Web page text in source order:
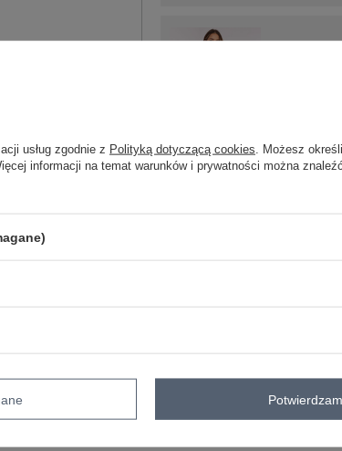
jasny beżowy
skład materiału : 72% bawełna ,
usług zgodnie z Polityką dotyczącą cookies . Możesz
informacji na temat warunków i prywatności można